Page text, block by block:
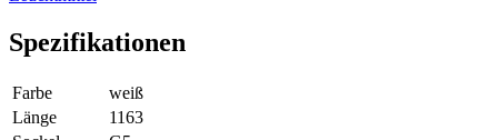
Spezifikationen
Farbe
weiß
Länge
1163